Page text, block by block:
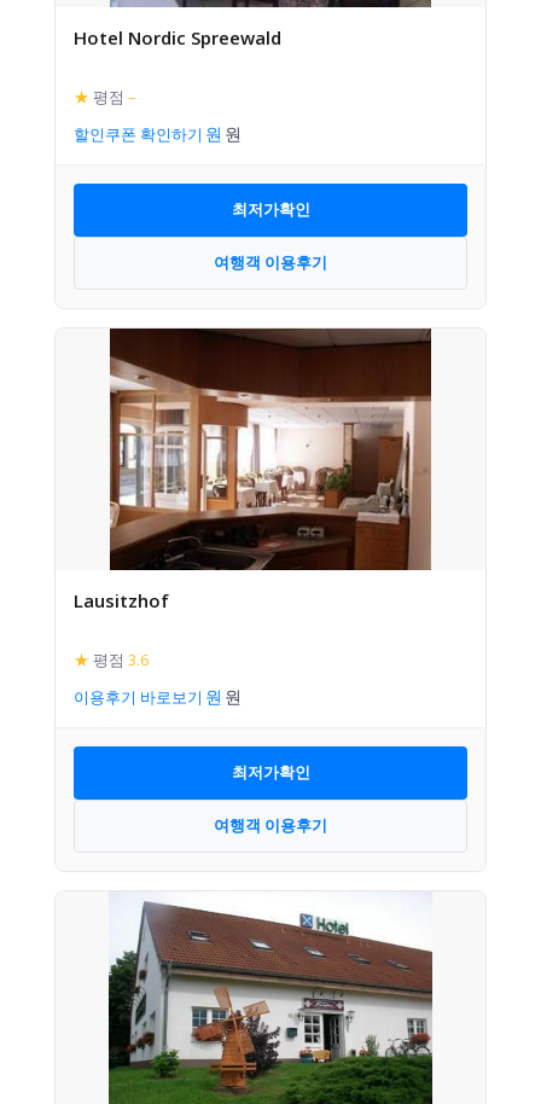
Hotel Nordic Spreewald
★ 평점 –
할인쿠폰 확인하기
최저가확인
여행객 이용후기
Lausitzhof
★ 평점 3.6
이용후기 바로보기
최저가확인
여행객 이용후기